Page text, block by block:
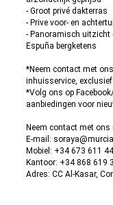
- Groot privé dakterras
- Prive voor- en
- Panoramisch uitzicht
Espuña bergketens
*Neem contact met
inhuisservice,
*Volg ons op
aanbiedingen voor
Neem contact met ons
E-mail:
Mobiel: +34 673 611
Kantoor: +34 868 619
Adres: CC Al-Kasar,